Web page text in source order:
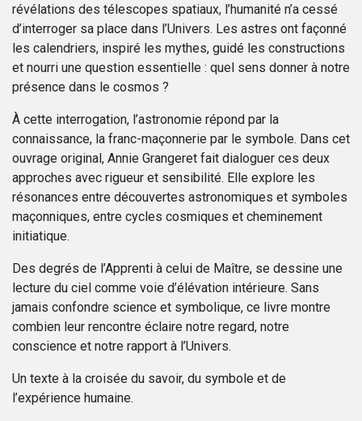
révélations des télescopes spatiaux, l’humanité n’a cessé
d’interroger sa place dans l’Univers. Les astres ont façonné
les calendriers, inspiré les mythes, guidé les constructions
et nourri une question essentielle : quel sens donner à notre
présence dans le cosmos ?
À cette interrogation, l’astronomie répond par la
connaissance, la franc-maçonnerie par le symbole. Dans cet
ouvrage original, Annie Grangeret fait dialoguer ces deux
approches avec rigueur et sensibilité. Elle explore les
résonances entre découvertes astronomiques et symboles
maçonniques, entre cycles cosmiques et cheminement
initiatique.
Des degrés de l’Apprenti à celui de Maître, se dessine une
lecture du ciel comme voie d’élévation intérieure. Sans
jamais confondre science et symbolique, ce livre montre
combien leur rencontre éclaire notre regard, notre
conscience et notre rapport à l’Univers.
Un texte à la croisée du savoir, du symbole et de
l’expérience humaine.